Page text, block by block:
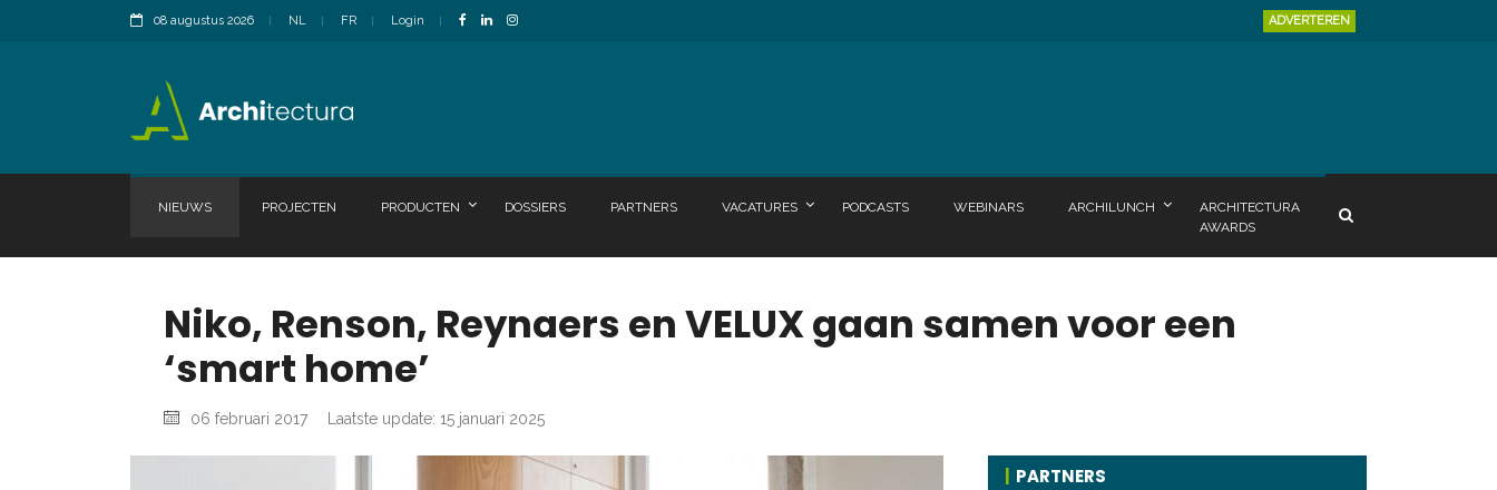
08 augustus 2026 NL FR Login ADVERTEREN
NIEUWS PROJECTEN PRODUCTEN DOSSIERS PARTNERS VACATURES PODCASTS WEBINARS ARCHILUNCH
ARCHITECTURA
AWARDS
Niko, Renson, Reynaers en VELUX gaan samen voor een
‘smart home’
06 februari 2017 Laatste update: 15 januari 2025
PARTNERS